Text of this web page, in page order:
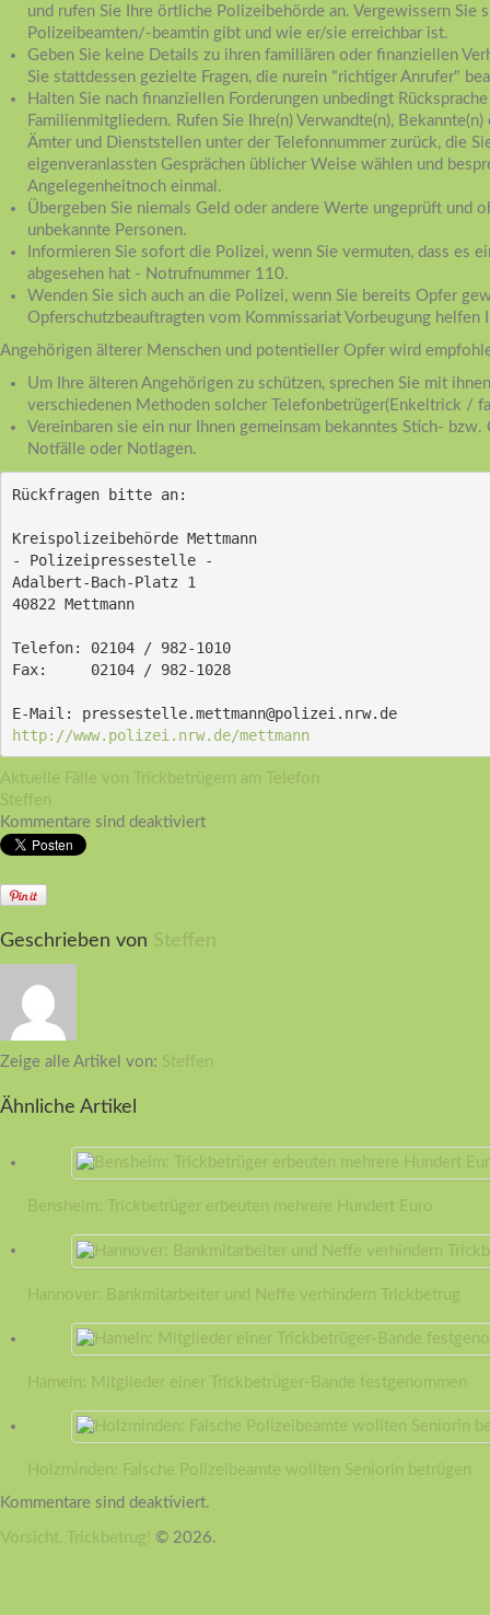
und rufen Sie Ihre örtliche Polizeibehörde an. Vergewissern Sie
Polizeibeamten/-beamtin gibt und wie er/sie erreichbar ist.
Geben Sie keine Details zu ihren familiären oder finanziellen
Sie stattdessen gezielte Fragen, die nurein "richtiger Anrufer"
Halten Sie nach finanziellen Forderungen unbedingt
Familienmitgliedern. Rufen Sie Ihre(n) Verwandte(n),
Ämter und Dienststellen unter der Telefonnummer zurück, die
eigenveranlassten Gesprächen üblicher Weise wählen und
Angelegenheitnoch einmal.
Übergeben Sie niemals Geld oder andere Werte ungeprüft und
unbekannte Personen.
Informieren Sie sofort die Polizei, wenn Sie vermuten, dass es
abgesehen hat - Notrufnummer 110.
Wenden Sie sich auch an die Polizei, wenn Sie bereits Opfer
Opferschutzbeauftragten vom Kommissariat Vorbeugung helfen
Angehörigen älterer Menschen und potentieller Opfer wird
Um Ihre älteren Angehörigen zu schützen, sprechen Sie mit
verschiedenen Methoden solcher Telefonbetrüger(Enkeltrick /
Vereinbaren sie ein nur Ihnen gemeinsam bekanntes Stich-
Notfälle oder Notlagen.
Rückfragen bitte an:
Kreispolizeibehörde Mettmann
- Polizeipressestelle -
Adalbert-Bach-Platz 1
40822 Mettmann
Telefon: 02104 / 982-1010
Fax: 	 02104 / 982-1028
E-Mail: pressestelle.mettmann@polizei.nrw.de
http://www.polizei.nrw.de/mettmann
Aktuelle Fälle von Trickbetrügern am Telefon
Steffen
Kommentare sind deaktiviert
Geschrieben von Steffen
Zeige alle Artikel von: Steffen
Ähnliche Artikel
Bensheim: Trickbetrüger erbeuten mehrere Hundert Euro
Hannover: Bankmitarbeiter und Neffe verhindern Trickbetrug
Hameln: Mitglieder einer Trickbetrüger-Bande festgenommen
Holzminden: Falsche Polizeibeamte wollten Seniorin betrügen
Kommentare sind deaktiviert.
Vorsicht, Trickbetrug! © 2026.